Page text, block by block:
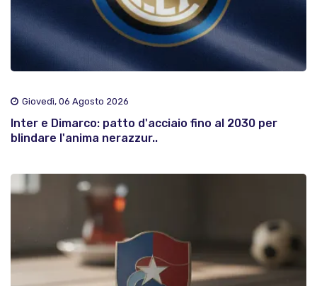
Giovedì, 06 Agosto 2026
Inter e Dimarco: patto d'acciaio fino al 2030 per
blindare l'anima nerazzur..